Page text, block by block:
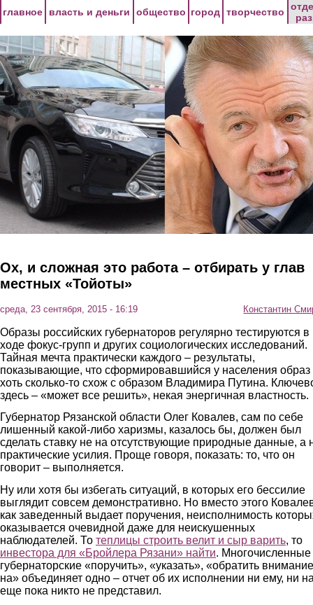
главное власть и деньги общество город творчество
Ох, и сложная это работа – отбирать у глав
местных «Тойоты»
среда, 23 сентября, 2015 - 16:19 Константин
Образы российских губернаторов регулярно тестируются в
ходе фокус-групп и других социологических исследований.
Тайная мечта практически каждого – результаты,
показывающие, что сформировавшийся у населения образ
хоть сколько-то схож с образом Владимира Путина.
здесь – «может все решить», некая энергичная властность.
Губернатор Рязанской области Олег Ковалев, сам по себе
лишенный какой-либо харизмы, казалось бы, должен был
сделать ставку не на отсутствующие природные данные, а
практические усилия. Проще говоря, показать: то, что он
говорит – выполняется.
Ну или хотя бы избегать ситуаций, в которых его бессилие
выглядит совсем демонстративно. Но вместо этого
как заведенный выдает поручения, неисполнимость
оказывается очевидной даже для неискушенных
наблюдателей. То теплицы строить велит и сыр варить, то
инвестора для «Бройлера Рязани» найти. Многочисленные
губернаторские «поручить», «указать», «обратить внимание
на» объединяет одно – отчет об их исполнении ни ему, ни
еще пока никто не представил.